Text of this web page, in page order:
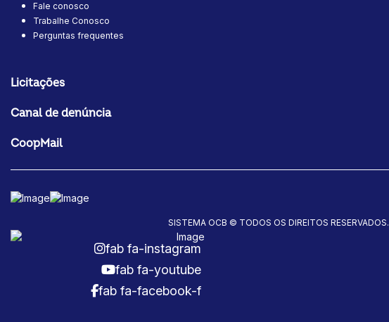
Fale conosco
Trabalhe Conosco
Perguntas frequentes
Licitações
Canal de denúncia
CoopMail
SISTEMA OCB © TODOS OS DIREITOS RESERVADOS.
fab fa-instagram
fab fa-youtube
fab fa-facebook-f